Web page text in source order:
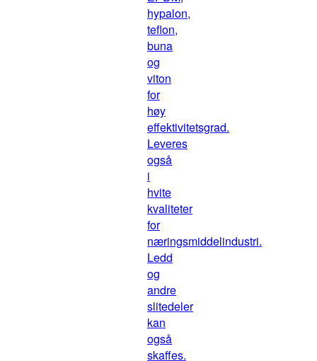
hypalon,
teflon,
buna
og
viton
for
høy
effektivitetsgrad.
Leveres
også
i
hvite
kvaliteter
for
næringsmiddelindustri.
Ledd
og
andre
slitedeler
kan
også
skaffes.